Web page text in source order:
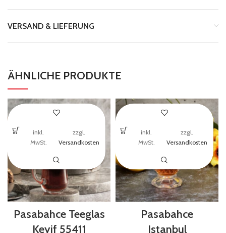
VERSAND & LIEFERUNG
ÄHNLICHE PRODUKTE
Pasabahce Teeglas
Keyif 55411
inkl.
MwSt.
zzgl.
Versandkosten
Pasabahce
Istanbul
inkl.
MwSt.
zzgl.
Versandkosten